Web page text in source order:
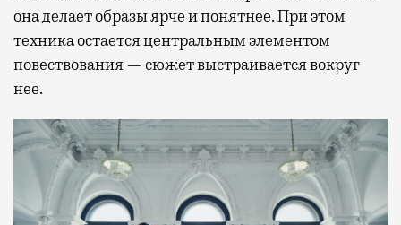
она делает образы ярче и понятнее. При этом
техника остается центральным элементом
повествования — сюжет выстраивается вокруг
нее.